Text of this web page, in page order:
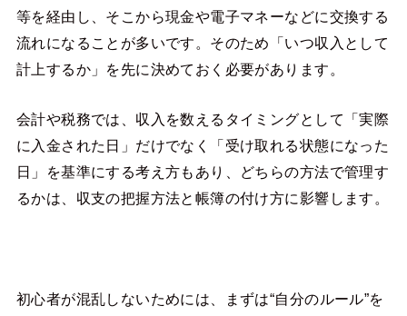
等を経由し、そこから現金や電子マネーなどに交換する
流れになることが多いです。そのため「いつ収入として
計上するか」を先に決めておく必要があります。
会計や税務では、収入を数えるタイミングとして「実際
に入金された日」だけでなく「受け取れる状態になった
日」を基準にする考え方もあり、どちらの方法で管理す
るかは、収支の把握方法と帳簿の付け方に影響します。
初心者が混乱しないためには、まずは“自分のルール”を